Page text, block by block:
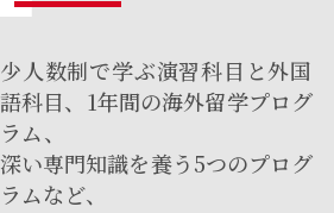
少人数制で学ぶ演習科目と外国
語科目、1年間の海外留学プログ
ラム、
深い専門知識を養う5つのプログ
ラムなど、